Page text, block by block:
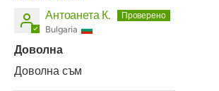
Антоанета К.
Bulgaria
Доволна
Доволна съм